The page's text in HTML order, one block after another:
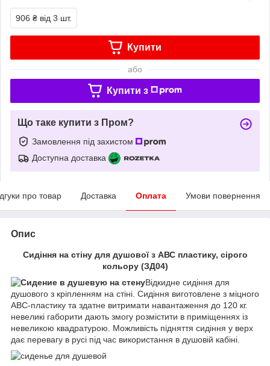
906 ₴ від 3 шт.
Купити
або
Купити з
Що таке купити з Пром?
Замовлення під захистом
Доступна доставка
про товар Доставка Оплата Умови повернення
Опис
Сидіння на стіну для душової з АВС пластику, сірого
кольору (ЗД04)
Відкидне сидіння для
душового з кріпленням на стіні. Сидіння виготовлене з міцного
АВС-пластику та здатне витримати навантаження до 120 кг.
невеликі габорити дають змогу розмістити в приміщеннях із
невеликою квадратурою. Можливість підняття сидіння у верх
дає перевагу в русі під час використання в душовій кабіні.